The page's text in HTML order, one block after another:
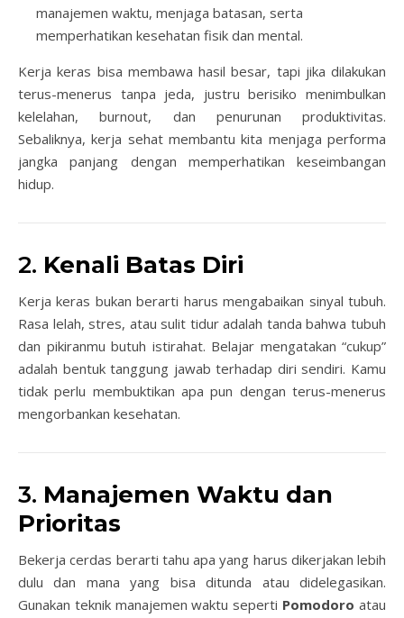
manajemen waktu, menjaga batasan, serta
memperhatikan kesehatan fisik dan mental.
Kerja keras bisa membawa hasil besar, tapi jika dilakukan
terus-menerus tanpa jeda, justru berisiko menimbulkan
kelelahan, burnout, dan penurunan produktivitas.
Sebaliknya, kerja sehat membantu kita menjaga performa
jangka panjang dengan memperhatikan keseimbangan
hidup.
2. Kenali Batas Diri
Kerja keras bukan berarti harus mengabaikan sinyal tubuh.
Rasa lelah, stres, atau sulit tidur adalah tanda bahwa tubuh
dan pikiranmu butuh istirahat. Belajar mengatakan “cukup”
adalah bentuk tanggung jawab terhadap diri sendiri. Kamu
tidak perlu membuktikan apa pun dengan terus-menerus
mengorbankan kesehatan.
3. Manajemen Waktu dan
Prioritas
Bekerja cerdas berarti tahu apa yang harus dikerjakan lebih
dulu dan mana yang bisa ditunda atau didelegasikan.
Gunakan teknik manajemen waktu seperti Pomodoro atau